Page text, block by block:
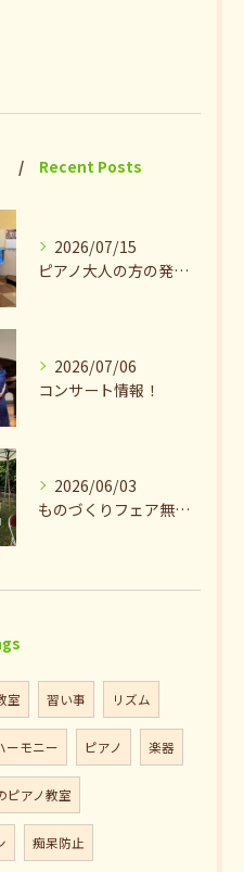
Recent Posts
2026/07/15
ピアノ大人の方の発表会兼ねたお茶会🎵
2026/07/06
コンサート情報！
2026/06/03
ものづくりフェア無事終了♪ありがとうございました。
室 習い事 リズム
ーモニー ピアノ 楽器
ピアノ教室
痴呆防止